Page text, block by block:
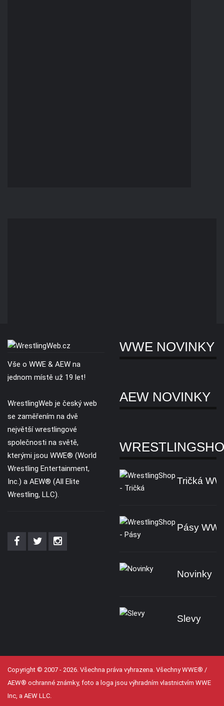
Vše o WWE & AEW na
jednom místě už 19 let!
WrestlingWeb je český web
se zaměřením na dvě
největší wrestlingové
společnosti na světě,
kterými jsou WWE® (World
Wrestling Entertainment,
Inc.) a AEW® (All Elite
Wrestling, LLC).
WWE NOVINKY
AEW NOVINKY
Tričká
Pásy
Novinky
Slevy
Copyright © 2007 - 2026. Všechna práva vyhrazena. Všechny WWE® /
AEW® ochranné známky, foto a loga jsou výhradním vlastnictvím WWE
Inc, a AEW LLC.